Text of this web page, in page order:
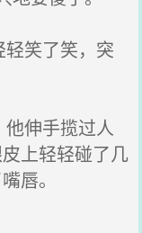
笑了笑，突
伸手揽过人
上轻轻碰了几
唇。